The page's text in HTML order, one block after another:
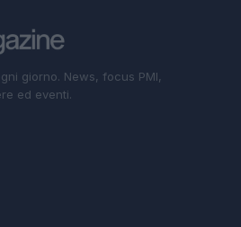
giorno. News, focus PMI,
ed eventi.